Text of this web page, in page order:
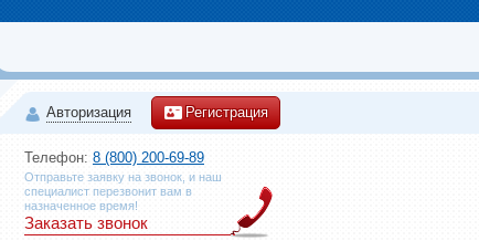
Авторизация Регистрация
Телефон: 8 (800) 200-69-89
Отправьте заявку на звонок, и наш
специалист перезвонит вам в
назначенное время!
Заказать звонок